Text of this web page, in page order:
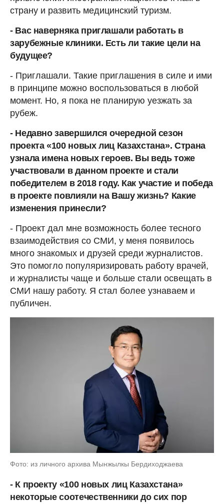
страну и развить медицинский туризм.
- Вас наверняка приглашали работать в
зарубежные клиники. Есть ли такие цели на
будущее?
- Приглашали. Такие приглашения в силе и ими
в принципе можно воспользоваться в любой
момент. Но, я пока не планирую уезжать за
рубеж.
- Недавно завершился очередной сезон
проекта «100 новых лиц Казахстана». Страна
узнала имена новых героев. Вы ведь тоже
участвовали в данном проекте и стали
победителем в 2018 году. Как участие и победа
в проекте повлияли на Вашу жизнь? Какие
изменения принесли?
- Проект дал мне возможность более тесного
взаимодействия со СМИ, у меня появилось
много знакомых и друзей среди журналистов.
Это помогло популяризировать работу врачей,
и журналисты чаще и больше стали освещать в
СМИ нашу работу. Я стал более узнаваем и
публичен.
Фото: из личного архива Мынжылкы Бердиходжаева
- К проекту «100 новых лиц Казахстана»
некоторые соотечественники до сих пор